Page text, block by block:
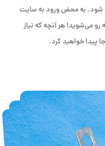
شود. به محض ورود به سایت
رو می‌شوید! هر آنچه که نیاز
پیدا خواهید کرد.